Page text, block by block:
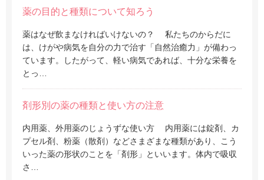
薬の目的と種類について知ろう
薬はなぜ飲まなければいけないの？ 私たちのからだに
は、けがや病気を自分の力で治す「自然治癒力」が備わっ
ています。したがって、軽い病気であれば、十分な栄養を
とっ…
剤形別の薬の種類と使い方の注意
内用薬、外用薬のじょうずな使い方 内用薬には錠剤、カ
プセル剤、粉薬（散剤）などさまざまな種類があり、こう
いった薬の形状のことを「剤形」といいます。体内で吸収
さ…